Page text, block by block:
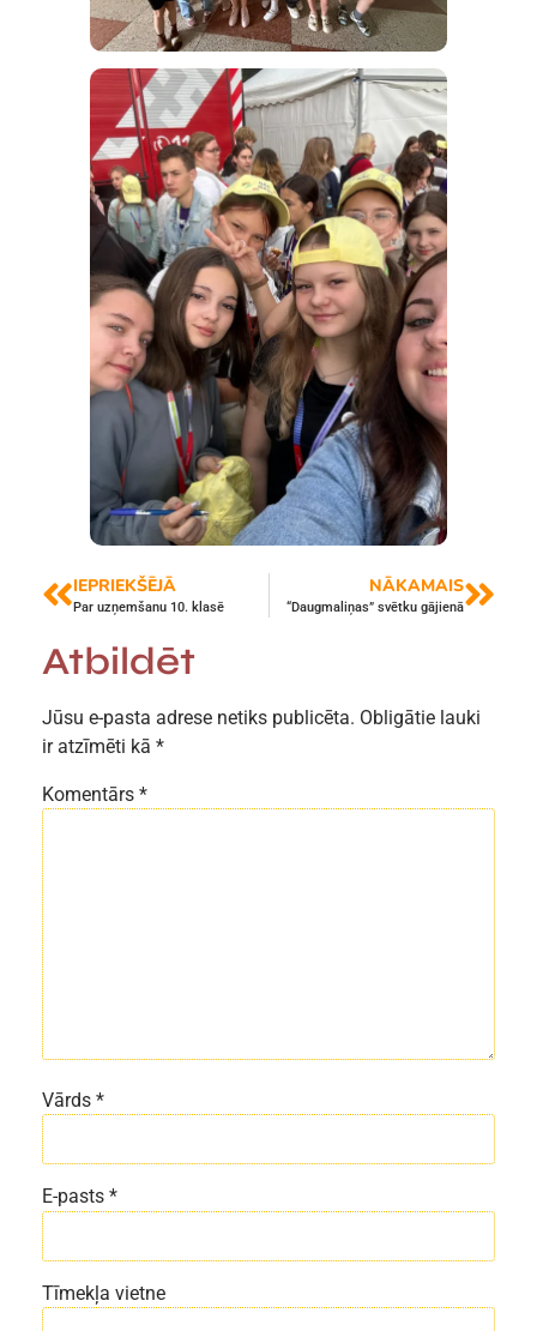
IEPRIEKŠĒJĀ
Par uzņemšanu 10. klasē
NĀKAMAIS
“Daugmaliņas” svētku gājienā
Atbildēt
Jūsu e-pasta adrese netiks publicēta. Obligātie lauki
ir atzīmēti kā *
Komentārs *
Vārds *
E-pasts *
Tīmekļa vietne